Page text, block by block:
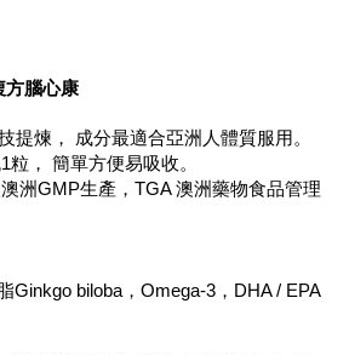
方腦心康
提煉， 成分最適合亞洲人體質服用。
， 簡單方便易吸收。
洲GMP生產，TGA 澳洲藥物食品管理
Ginkgo biloba，Omega-3，DHA / EPA